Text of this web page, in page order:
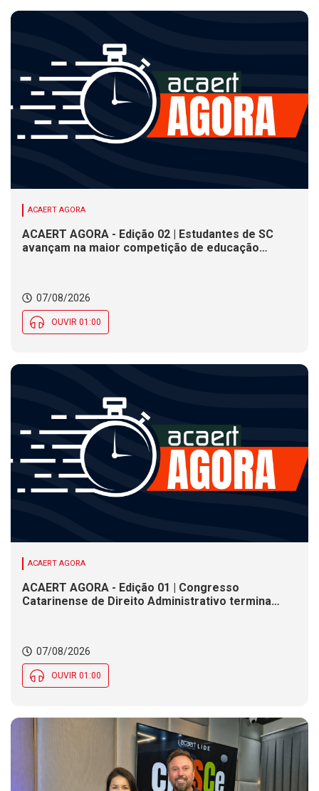
ACAERT AGORA
ACAERT AGORA - Edição 02 | Estudantes de SC
avançam na maior competição de educação
Social nesta sexta (7)
07/08/2026
OUVIR 01:00
ACAERT AGORA
ACAERT AGORA - Edição 01 | Congresso
Catarinense de Direito Administrativo termina
mantém em parte de SC
07/08/2026
OUVIR 01:00